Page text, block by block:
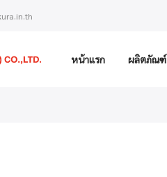
หน้าแรก ผลิตภัณฑ์